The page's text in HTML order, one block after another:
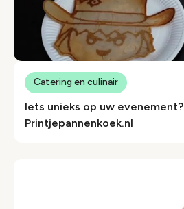
Iets unieks op uw evenement?
Printjepannenkoek.nl
Catering en culinair